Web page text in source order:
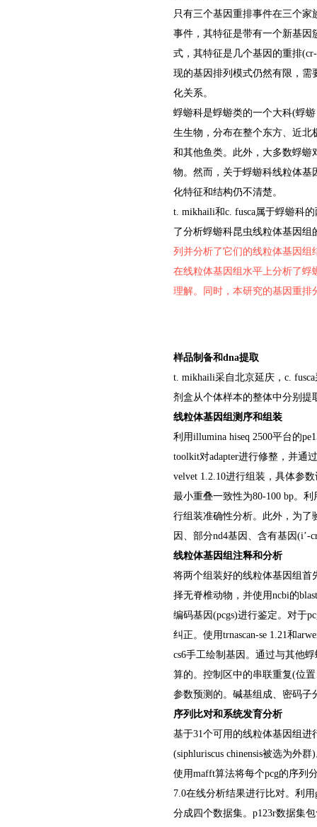
只有三个基因重排事件在三个家
事件，其特征是带有一个新基因
式，其特征是几个基因的重排
现的基因排列模式仍然有限，需
化关系。
蜉蝣科是蜉蝣类的一个大科(蜉
生生物，分布在整个东方、近北
和其他鱼类。此外，大多数蜉蝣
物。然而，关于蜉蝣科线粒体基
化特征和结构仍不清楚。
t. mikhaili和c. fusca属于蜉蝣科
了分析蜉蝣科昆虫线粒体基因
列并分析了它们的线粒体基因组
在线粒体基因组水平上分析了蜉
理解。同时，本研究的基因重排
样品制备和dna提取
t. mikhaili采自北京延庆， c. fusca
剂盒从个体样本的整体中分别提
线粒体基因组测序和组装
利用illumina hiseq 2500平台的
toolkit对adapter进行修整，并通
velvet 1.2.10进行组装，具体参
最小重叠一致性为80-100 bp。
行组装准确性分析。此外，为了
因、部分nd4基因、含有基因(i’-
线粒体基因组注释和分析
将两个组装好的线粒体基因组首
择无脊椎动物，并使用ncbi的
编码基因(pcgs)进行鉴定。对于
纠正。使用trnascan-se 1.21和
cs6手工绘制基因。通过与其他
算的。控制区中的串联重复(位置
参数预测的。碱基组成、密码子
序列比对和系统发育分析
基于31个可用的线粒体基因组
(siphluriscus chinensis被选为外群)
使用mafft算法将每个pcg的序列
7.0在线分析结果进行比对。利
分成四个数据集。p123r数据集